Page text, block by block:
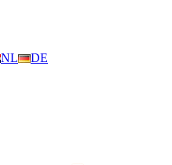
NL
DE